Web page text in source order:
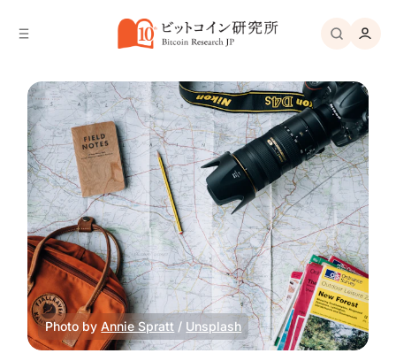
Photo by Annie Spratt / Unsplash